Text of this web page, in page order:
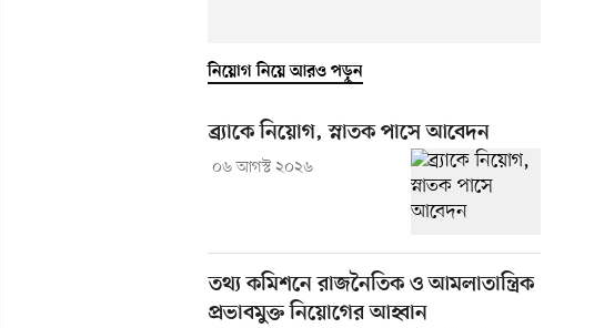
নিয়োগ নিয়ে আরও পড়ুন
ব্র্যাকে নিয়োগ, স্নাতক পাসে আবেদন
০৬ আগস্ট ২০২৬
তথ্য কমিশনে রাজনৈতিক ও আমলাতান্ত্রিক
প্রভাবমুক্ত নিয়োগের আহ্বান